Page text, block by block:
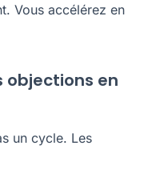
Vous accélérez en
objections en
un cycle. Les